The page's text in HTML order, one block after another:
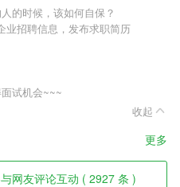
的时候，该如何自保？
业招聘信息，发布求职简历
试机会~~~
收起
更多
网友评论互动 ( 2927 条 )